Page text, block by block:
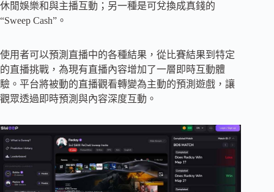
休閒娛樂和與主播互動；另一種是可兌換成真錢的
“Sweep Cash”。
使用者可以預測直播中的各種結果，從比賽結果到特定
的直播挑戰，為現有直播內容增加了一層即時互動體
驗。平台將被動的直播觀看轉變為主動的預測遊戲，讓
觀眾透過即時預測與內容深度互動。